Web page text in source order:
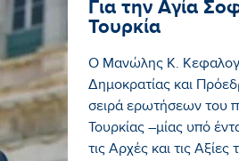
Για την Αγία
Τουρκία
Ο Μανώλης Κ.
Δημοκρατίας και
σειρά ερωτήσεων του
Τουρκίας –μίας υπό
τις Αρχές και τις